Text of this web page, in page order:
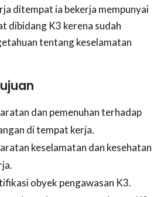
ditempat ia bekerja mempunyai
dibidang K3 kerena sudah
tentang keselamatan
dan pemenuhan terhadap
di tempat kerja.
keselamatan dan kesehatan
obyek pengawasan K3.